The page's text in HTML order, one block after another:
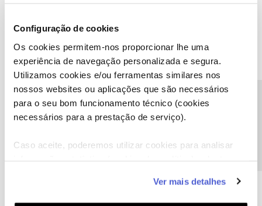
Configuração de cookies
Os cookies permitem-nos proporcionar lhe uma
experiência de navegação personalizada e segura.
Utilizamos cookies e/ou ferramentas similares nos
nossos websites ou aplicações que são necessários
para o seu bom funcionamento técnico (cookies
necessários para a prestação de serviço).
Caso aceite, poderemos utilizar cookies para analisar
funcionalidades (cookies de personalização e
funcionalidade) e adaptar anúncios aos seus interesses
Ver mais detalhes
Descubra as novidades de junho